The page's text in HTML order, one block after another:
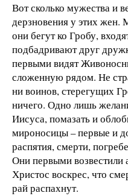
Вот сколько мужества и
дерзновения у этих
они бегут ко Гробу,
подбадривают друг
первыми видят
сложенную рядом. Не
ни воинов, стерегущих
ничего. Одно лишь
Иисуса, помазать и
мироносицы – первые и
распятия, смерти,
Они первыми возвестили
Христос воскрес, что
рай распахнут.